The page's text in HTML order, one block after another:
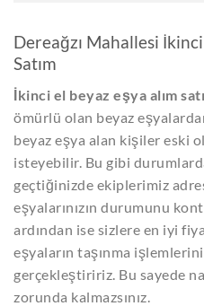
Dereağzı Mahallesi
Satım
İkinci el beyaz eşya alım
ömürlü olan beyaz
beyaz eşya alan kişiler eski
isteyebilir. Bu gibi
geçtiğinizde ekiplerimiz
eşyalarınızın durumunu
ardından ise sizlere en iyi
eşyaların taşınma
gerçekleştiririz. Bu sayede
zorunda kalmazsınız.